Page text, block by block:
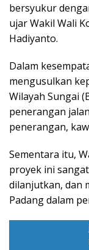
bersyukur
ujar Wakil Wali
Hadiyanto.
Dalam
mengusulkan
Wilayah Sungai
penerangan
penerangan,
Sementara itu,
proyek ini
dilanjutkan, dan
Padang dalam